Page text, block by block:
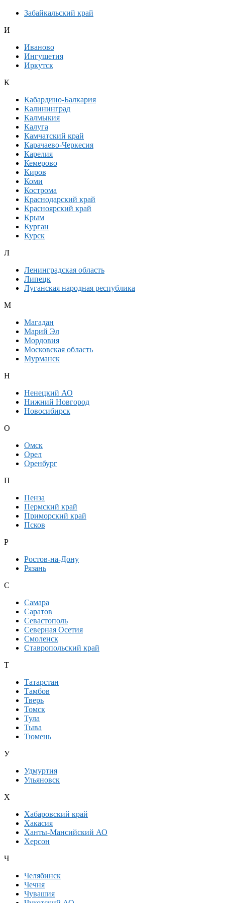
Забайкальский край
И
Иваново
Ингушетия
Иркутск
К
Кабардино-Балкария
Калининград
Калмыкия
Калуга
Камчатский край
Карачаево-Черкесия
Карелия
Кемерово
Киров
Коми
Кострома
Краснодарский край
Красноярский край
Крым
Курган
Курск
Л
Ленинградская область
Липецк
Луганская народная республика
М
Магадан
Марий Эл
Мордовия
Московская область
Мурманск
Н
Ненецкий АО
Нижний Новгород
Новосибирск
О
Омск
Орел
Оренбург
П
Пенза
Пермский край
Приморский край
Псков
Р
Ростов-на-Дону
Рязань
С
Самара
Саратов
Севастополь
Северная Осетия
Смоленск
Ставропольский край
Т
Татарстан
Тамбов
Тверь
Томск
Тула
Тыва
Тюмень
У
Удмуртия
Ульяновск
Х
Хабаровский край
Хакасия
Ханты-Мансийский АО
Херсон
Ч
Челябинск
Чечня
Чувашия